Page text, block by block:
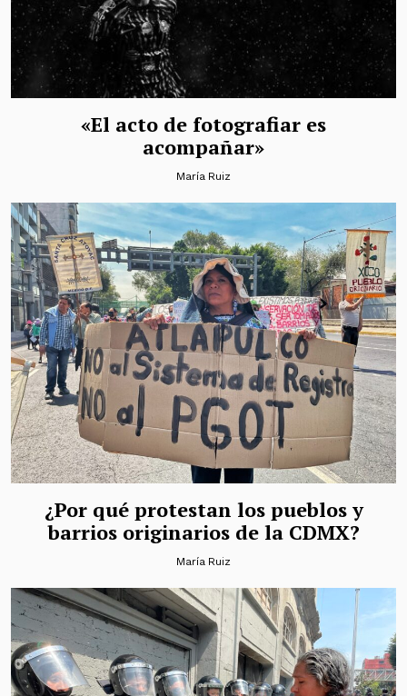
«El acto de fotografiar es
acompañar»
María Ruiz
¿Por qué protestan los pueblos y
barrios originarios de la CDMX?
María Ruiz